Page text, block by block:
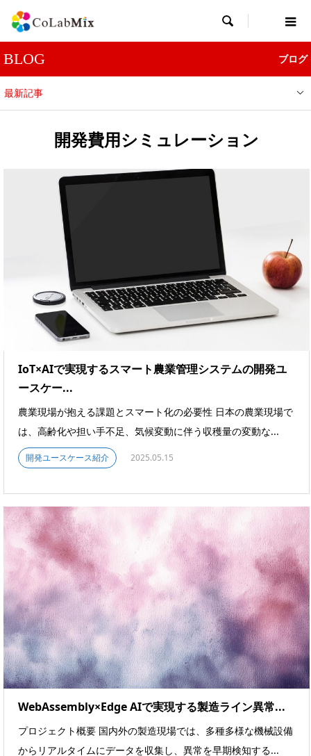

BLOG ブログ
最新記事
開発費用シミュレーション
IoT×AIで実現するスマート農業管理システムの開発ユ
ースケー...
農業現場が抱える課題とスマート化の必要性 日本の農業現場で
は、高齢化や担い手不足、気候変動に伴う収穫量の変動な...
開発ユースケース紹介 2025.05.15
WebAssembly×Edge AIで実現する製造ライン異常...
プロジェクト概要 国内外の製造現場では、多種多様な機械設備
からリアルタイムにデータを収集し、異常を早期検知する...